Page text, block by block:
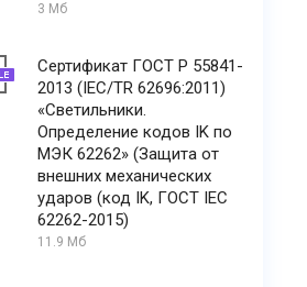
3 Мб
Сертификат ГОСТ Р 55841-
2013 (IEC/TR 62696:2011)
«Светильники.
Определение кодов IK по
МЭК 62262» (Защита от
внешних механических
ударов (код IK, ГОСТ IEC
62262-2015)
11.9 Мб